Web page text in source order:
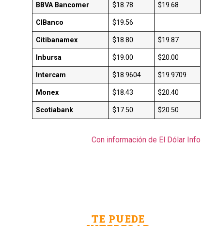
BBVA Bancomer $18.78 $19.68
CIBanco $19.56
Citibanamex $18.80 $19.87
Inbursa $19.00 $20.00
Intercam $18.9604 $19.9709
Monex $18.43 $20.40
Scotiabank $17.50 $20.50
Con información de El Dólar Info
TE PUEDE